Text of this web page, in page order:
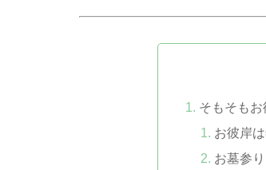
そもそも
お彼岸
お墓参